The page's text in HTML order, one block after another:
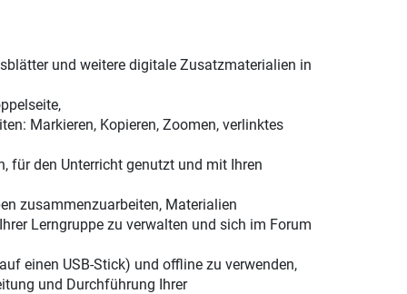
und weitere digitale Zusatzmaterialien in
Markieren, Kopieren, Zoomen, verlinktes
für den Unterricht genutzt und mit Ihren
zusammenzuarbeiten, Materialien
Lerngruppe zu verwalten und sich im Forum
einen USB-Stick) und offline zu verwenden,
und Durchführung Ihrer